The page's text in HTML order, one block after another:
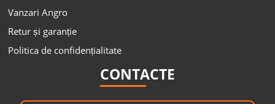
Vanzari Angro
Retur și garanție
Politica de confidențialitate
CONTACTE